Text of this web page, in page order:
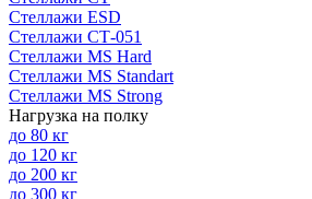
Стеллажи ESD
Стеллажи СТ-051
Стеллажи MS Hard
Стеллажи MS Standart
Стеллажи MS Strong
Нагрузка на полку
до 80 кг
до 120 кг
до 200 кг
до 300 кг